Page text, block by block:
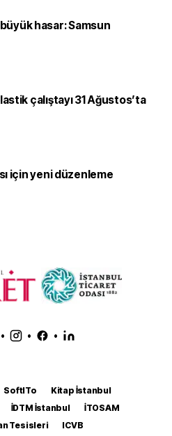
hasar: Samsun
çalıştayı 31 Ağustos’ta
için yeni düzenleme
• • •
SoftITo
Kitap İstanbul
İDTM İstanbul
İTOSAM
Tesisleri
ICVB